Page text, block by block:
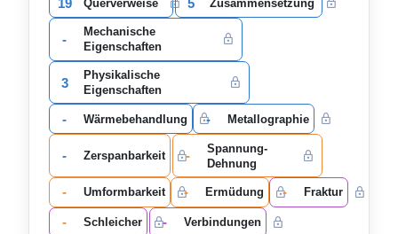
Querverweise Zusammensetzung
-
Mechanische
Eigenschaften
3
Physikalische
Eigenschaften
- Wärmebehandlung - Metallographie
- Zerspanbarkeit -
Spannung-
Dehnung
- Umformbarkeit - Ermüdung - Fraktur
- Schleicher - Verbindungen